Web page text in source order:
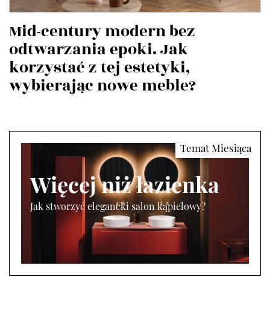
Mid-century modern bez
odtwarzania epoki. Jak
korzystać z tej estetyki,
wybierając nowe meble?
Więcej niż łazienka
Jak stworzyć elegancki salon kąpielowy?